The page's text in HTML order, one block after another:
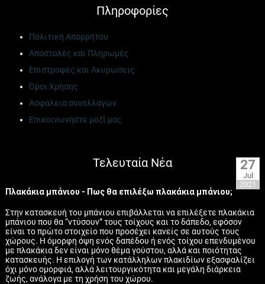
Πληροφορίες
Πολιτική Απορρήτου
Αποστολές και Πληρωμές
Επιστροφές και Ακυρώσεις
Όροι Χρήσης
Ασφάλεια συναλλαγών
Επικοινωνήστε μαζί μας
Τελευταία Νέα 27
Jul
2021
Πλακάκια μπάνιου - Πως θα επιλέξω πλακάκια μπάνιου;
Στην κατασκευή του μπάνιου επιβάλλεται να επιλέξετε πλακάκια
μπάνιου που θα “ντύσουν” τους τοίχους και το δάπεδο, εφόσον
είναι το πρώτο στοιχείο που προσέχει κανείς σε αυτούς τους
χώρους. Η όμορφη όψη ενός δαπέδου ή ενός τοίχου επενδυμένου
με πλακάκια δεν είναι μόνο θέμα γούστου, αλλά και ποιότητας
κατασκευής. Η επιλογή των κατάλληλων πλακιδίων εξασφαλίζει
όχι μόνο ομορφιά, αλλά λειτουργικότητα και μεγάλη διάρκεια
ζωής, ανάλογα με τη χρήση του χώρου.